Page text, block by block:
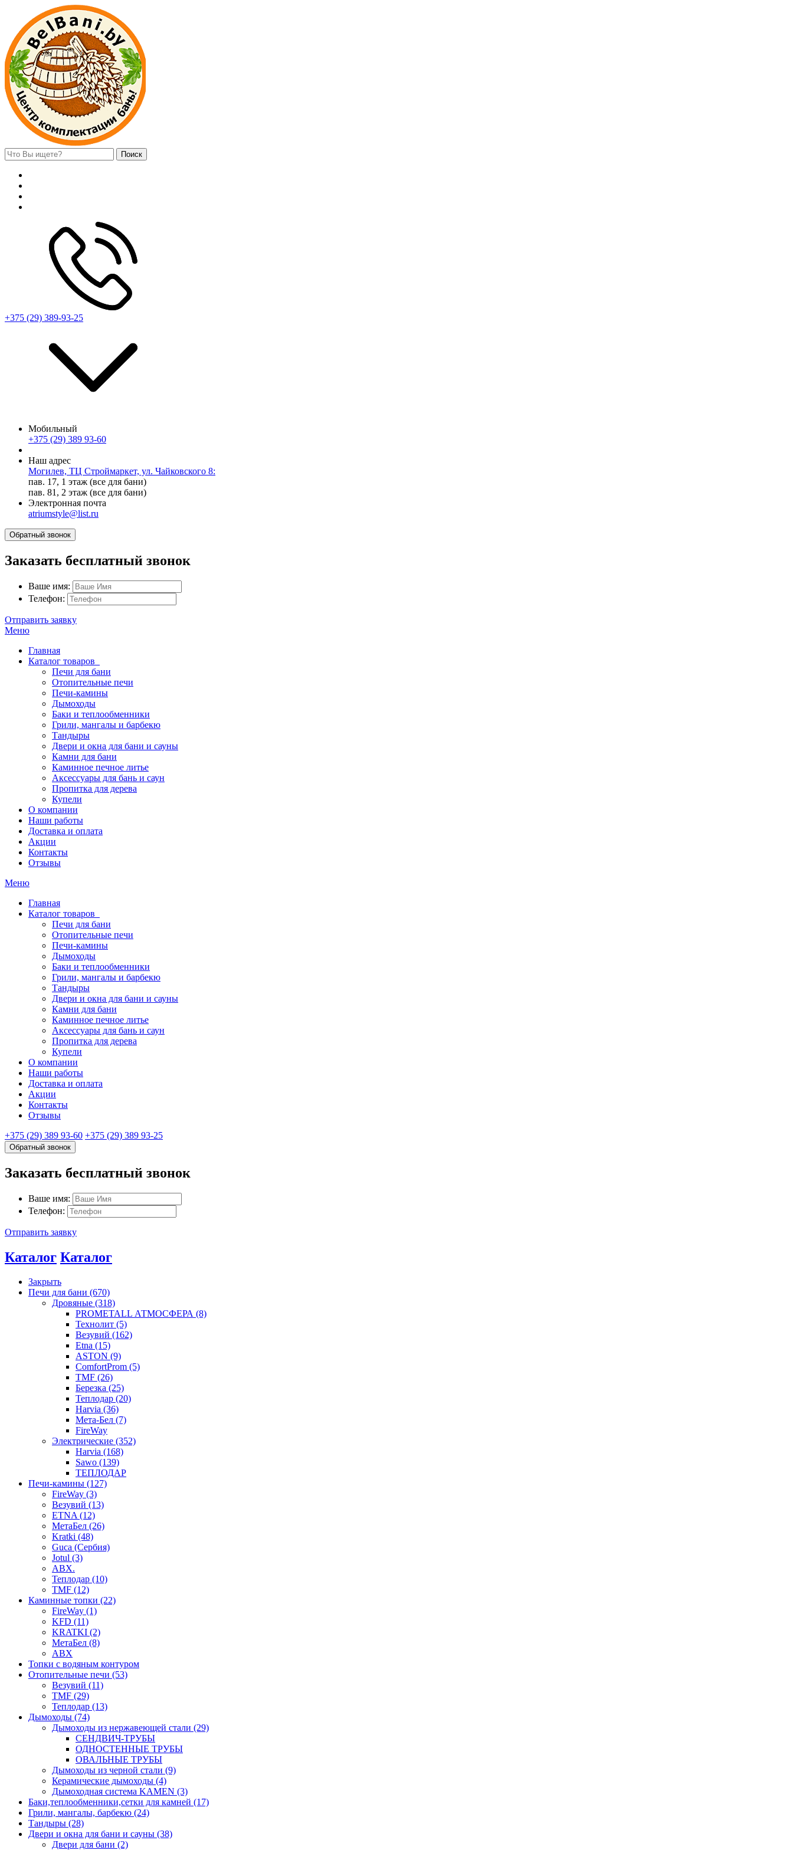
Поиск
+375 (29) 389-93-25
Мобильный
+375 (29) 389 93-60
Наш адрес
Могилев, ТЦ Строймаркет, ул. Чайковского 8:
пав. 17, 1 этаж (все для бани)
пав. 81, 2 этаж (все для бани)
Электронная почта
atriumstyle@list.ru
Обратный звонок
Заказать бесплатный звонок
Ваше имя:
Телефон:
Отправить заявку
Меню
Главная
Каталог товаров
Печи для бани
Отопительные печи
Печи-камины
Дымоходы
Баки и теплообменники
Грили, мангалы и барбекю
Тандыры
Двери и окна для бани и сауны
Камни для бани
Каминное печное литье
Аксессуары для бань и саун
Пропитка для дерева
Купели
О компании
Наши работы
Доставка и оплата
Акции
Контакты
Отзывы
Меню
Главная
Каталог товаров
Печи для бани
Отопительные печи
Печи-камины
Дымоходы
Баки и теплообменники
Грили, мангалы и барбекю
Тандыры
Двери и окна для бани и сауны
Камни для бани
Каминное печное литье
Аксессуары для бань и саун
Пропитка для дерева
Купели
О компании
Наши работы
Доставка и оплата
Акции
Контакты
Отзывы
+375 (29) 389 93-60 +375 (29) 389 93-25
Обратный звонок
Заказать бесплатный звонок
Ваше имя:
Телефон:
Отправить заявку
Каталог Каталог
Закрыть
Печи для бани (670)
Дровяные (318)
PROMETALL АТМОСФЕРА (8)
Технолит (5)
Везувий (162)
Etna (15)
ASTON (9)
ComfortProm (5)
TMF (26)
Березка (25)
Теплодар (20)
Harvia (36)
Мета-Бел (7)
FireWay
Электрические (352)
Harvia (168)
Sawo (139)
ТЕПЛОДАР
Печи-камины (127)
FireWay (3)
Везувий (13)
ETNA (12)
МетаБел (26)
Kratki (48)
Guca (Сербия)
Jotul (3)
ABX.
Теплодар (10)
TMF (12)
Каминные топки (22)
FireWay (1)
KFD (11)
KRATKI (2)
МетаБел (8)
ABX
Топки с водяным контуром
Отопительные печи (53)
Везувий (11)
TMF (29)
Теплодар (13)
Дымоходы (74)
Дымоходы из нержавеющей стали (29)
СЕНДВИЧ-ТРУБЫ
ОДНОСТЕННЫЕ ТРУБЫ
ОВАЛЬНЫЕ ТРУБЫ
Дымоходы из черной стали (9)
Керамические дымоходы (4)
Дымоходная система KAMEN (3)
Баки,теплообменники,сетки для камней (17)
Грили, мангалы, барбекю (24)
Тандыры (28)
Двери и окна для бани и сауны (38)
Двери для бани (2)